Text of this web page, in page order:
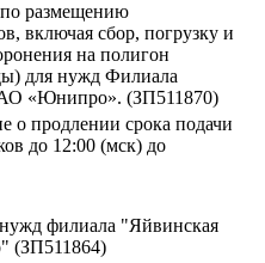
по размещению
включая сбор, погрузку и
на полигон
для нужд Филиала
«Юнипро». (ЗП511870)
о продлении срока подачи
до 12:00 (мск) до
филиала "Яйвинская